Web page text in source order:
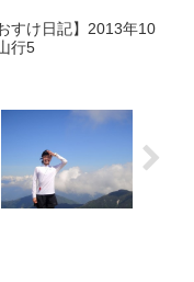
すけ日記】2013年10
行5